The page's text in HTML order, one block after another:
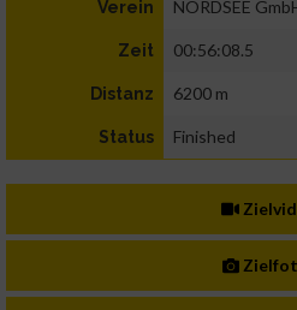
Verein NORDSEE
Zeit 00:56:08.5
Distanz 6200 m
Status Finished